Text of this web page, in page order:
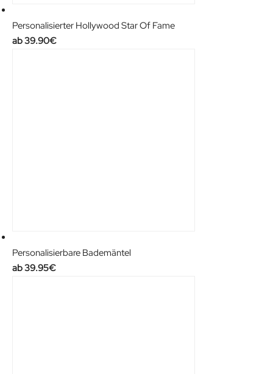
Personalisierter Hollywood Star Of Fame
39.90€
Personalisierbare Bademäntel
39.95€